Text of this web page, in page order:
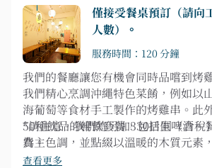
僅接受餐桌預訂（請向
人數）。
服務時間：120 分鐘
我們的餐廳讓您有機會同時品嚐到烤
我們精心烹調沖繩特色菜餚，例如以
海葡萄等食材手工製作的烤雞串。此
50種飲品的暢飲套餐，包括生啤酒。
為主色調，並點綴以溫暖的木質元素
的氛圍。我們營業時間為下午3點至凌
*請注意，我們將另加330日圓（含稅
費。
查看更多